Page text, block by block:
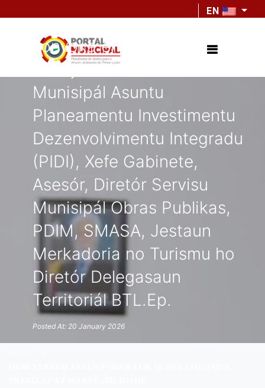
EN
Francisco C.S de G. Soares,
konvoka enkontru
emerjénsia ho Sekretariu
Munisipál Asuntu
Planeamentu Investimentu
Dezenvolvimentu Integradu
(PIDI), Xefe Gabinete,
Asesór, Diretór Servisu
Munisipál Obras Publikas,
PDIM, SMASA, Jestaun
Merkadoria no Turismu ho
Diretór Delegasaun
Territoriál BTL.Ep.
Posted At: 20 January 2026